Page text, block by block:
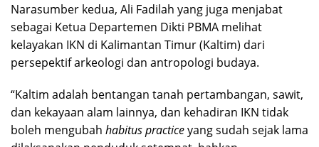
Narasumber kedua, Ali Fadilah yang juga menjabat
sebagai Ketua Departemen Dikti PBMA melihat
kelayakan IKN di Kalimantan Timur (Kaltim) dari
persepektif arkeologi dan antropologi budaya.
“Kaltim adalah bentangan tanah pertambangan, sawit,
dan kekayaan alam lainnya, dan kehadiran IKN tidak
boleh mengubah habitus practiceyang sudah sejak lama